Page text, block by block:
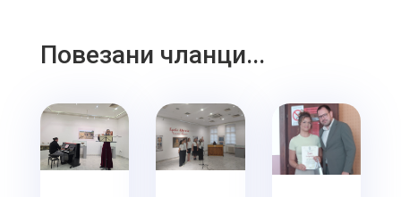
Повезани чланци...